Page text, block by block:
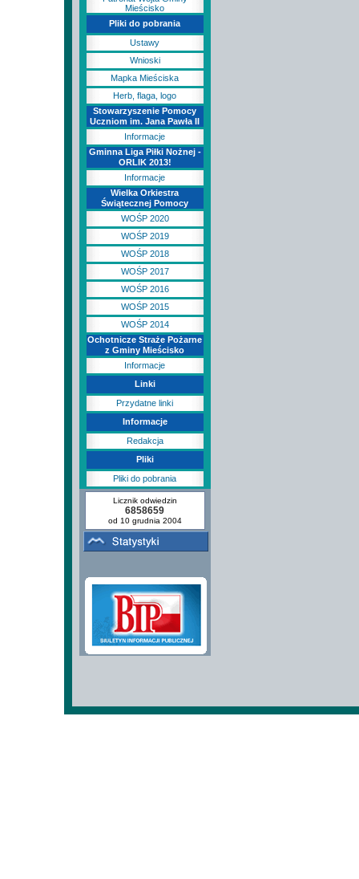
Mieścisko
Pliki do pobrania
Ustawy
Wnioski
Mapka Mieściska
Herb, flaga, logo
Stowarzyszenie Pomocy
Uczniom im. Jana Pawła II
Informacje
Gminna Liga Piłki Nożnej -
ORLIK 2013!
Informacje
Wielka Orkiestra
Świątecznej Pomocy
WOŚP 2020
WOŚP 2019
WOŚP 2018
WOŚP 2017
WOŚP 2016
WOŚP 2015
WOŚP 2014
Ochotnicze Straże Pożarne
z Gminy Mieścisko
Informacje
Linki
Przydatne linki
Informacje
Redakcja
Pliki
Pliki do pobrania
Licznik odwiedzin
6858659
od 10 grudnia 2004